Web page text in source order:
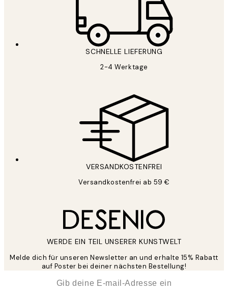
SCHNELLE LIEFERUNG
2-4 Werktage
VERSANDKOSTENFREI
Versandkostenfrei ab 59 €
WERDE EIN TEIL UNSERER KUNSTWELT
Melde dich für unseren Newsletter an und erhalte 15% Rabatt
auf Poster bei deiner nächsten Bestellung!